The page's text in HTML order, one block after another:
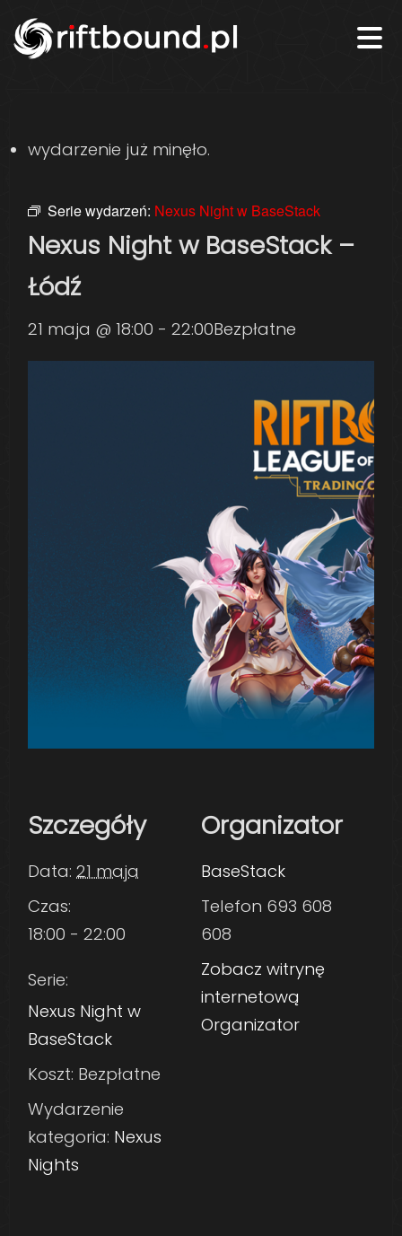
wydarzenie już minęło.
Serie wydarzeń: Nexus Night w BaseStack
Nexus Night w BaseStack –
Łódź
21 maja @ 18:00 - 22:00Bezpłatne
Szczegóły
Data: 21 maja
Czas:
18:00 - 22:00
Serie:
Nexus Night w
BaseStack
Koszt: Bezpłatne
Wydarzenie
kategoria: Nexus
Nights
Organizator
BaseStack
Telefon 693 608
608
Zobacz witrynę
internetową
Organizator